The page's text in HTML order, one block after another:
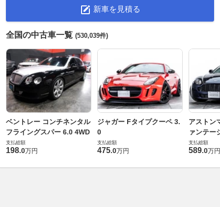
新車を見積る
全国の中古車一覧 (530,039件)
ベントレー コンチネンタル
フライングスパー 6.0 4WD
支払総額
198.0万円
ジャガー Fタイプクーペ 3.
0
支払総額
475.0万円
アストン
ァンテー
支払総額
589.0万円